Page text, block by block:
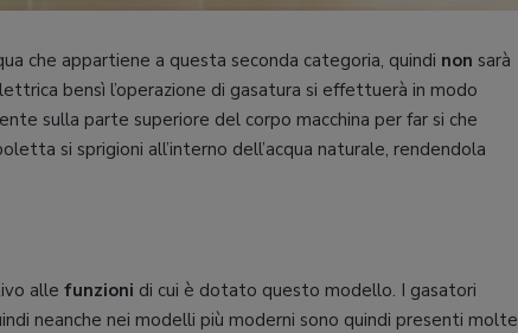
che appartiene a questa seconda categoria, quindi non sarà
bensì l’operazione di gasatura si effettuerà in modo
sulla parte superiore del corpo macchina per far si che
si sprigioni all’interno dell’acqua naturale, rendendola
alle funzioni di cui è dotato questo modello. I gasatori
neanche nei modelli più moderni sono quindi presenti molte